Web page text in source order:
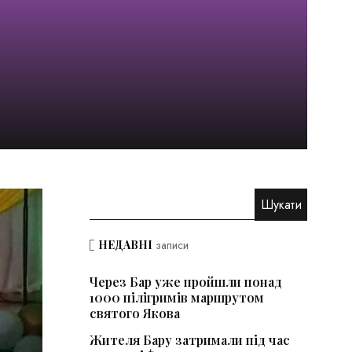
НЕДАВНІ записи
Через Бар уже пройшли понад
1000 пілігримів маршрутом
святого Якова
Жителя Бару затримали під час